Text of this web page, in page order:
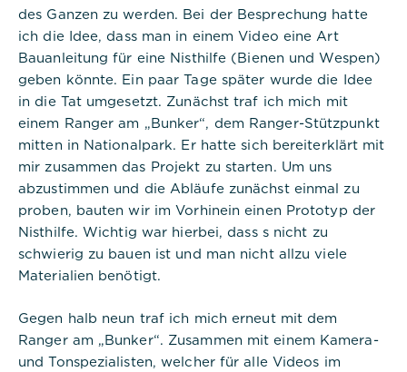
des Ganzen zu werden. Bei der Besprechung hatte
ich die Idee, dass man in einem Video eine Art
Bauanleitung für eine Nisthilfe (Bienen und Wespen)
geben könnte. Ein paar Tage später wurde die Idee
in die Tat umgesetzt. Zunächst traf ich mich mit
einem Ranger am „Bunker“, dem Ranger-Stützpunkt
mitten in Nationalpark. Er hatte sich bereiterklärt mit
mir zusammen das Projekt zu starten. Um uns
abzustimmen und die Abläufe zunächst einmal zu
proben, bauten wir im Vorhinein einen Prototyp der
Nisthilfe. Wichtig war hierbei, dass s nicht zu
schwierig zu bauen ist und man nicht allzu viele
Materialien benötigt.
Gegen halb neun traf ich mich erneut mit dem
Ranger am „Bunker“. Zusammen mit einem Kamera-
und Tonspezialisten, welcher für alle Videos im